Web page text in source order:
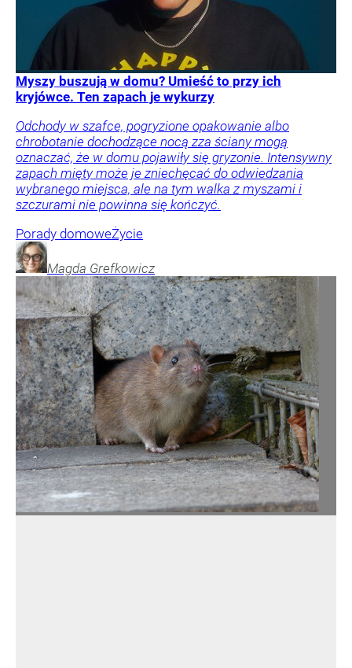
Myszy buszują w domu? Umieść to przy ich
kryjówce. Ten zapach je wykurzy
Odchody w szafce, pogryzione opakowanie albo
chrobotanie dochodzące nocą zza ściany mogą
oznaczać, że w domu pojawiły się gryzonie. Intensywny
zapach mięty może je zniechęcać do odwiedzania
wybranego miejsca, ale na tym walka z myszami i
szczurami nie powinna się kończyć.
Porady domoweŻycie
Magda Grefkowicz